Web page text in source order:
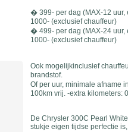
� 399- per dag (MAX-12
1000- (exclusief chauffeur)
� 499- per dag (MAX-24
1000- (exclusief chauffeur)
Ook mogelijkinclusief
brandstof.
Of per uur, minimale afname
100km vrij. -extra kilometers:
De Chrysler 300C Pearl
stukje eigen tijdse perfectie